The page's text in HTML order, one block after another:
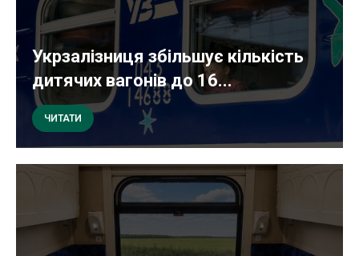
Укрзалізниця збільшує кількість
дитячих вагонів до 16...
ЧИТАТИ